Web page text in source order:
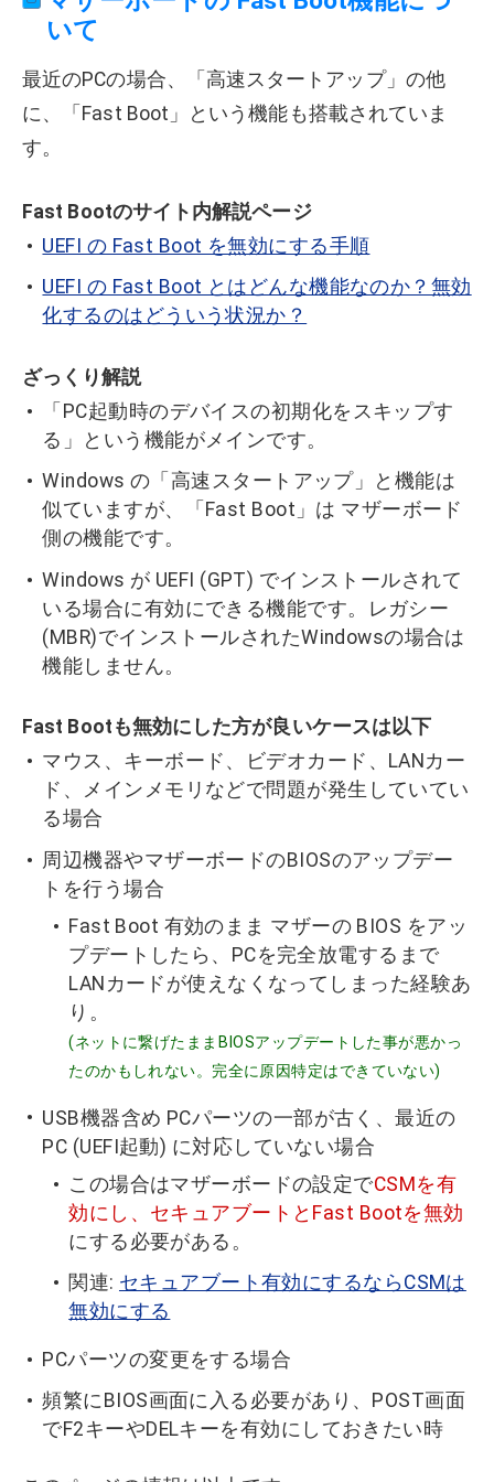
いて
最近のPCの場合、「高速スタートアップ」の他
に、「Fast Boot」という機能も搭載されていま
す。
Fast Bootのサイト内解説ページ
UEFI の Fast Boot を無効にする手順
UEFI の Fast Boot とはどんな機能なのか？無効
化するのはどういう状況か？
ざっくり解説
「PC起動時のデバイスの初期化をスキップす
る」という機能がメインです。
Windows の「高速スタートアップ」と機能は
似ていますが、「Fast Boot」は マザーボード
側の機能です。
Windows が UEFI (GPT) でインストールされて
いる場合に有効にできる機能です。レガシー
(MBR)でインストールされたWindowsの場合は
機能しません。
Fast Bootも無効にした方が良いケースは以下
マウス、キーボード、ビデオカード、LANカー
ド、メインメモリなどで問題が発生していてい
る場合
周辺機器やマザーボードのBIOSのアップデー
トを行う場合
Fast Boot 有効のまま マザーの BIOS をアッ
プデートしたら、PCを完全放電するまで
LANカードが使えなくなってしまった経験あ
り。
(ネットに繋げたままBIOSアップデートした事が悪かっ
たのかもしれない。完全に原因特定はできていない)
USB機器含め PCパーツの一部が古く、最近の
PC (UEFI起動) に対応していない場合
この場合はマザーボードの設定でCSMを有
効にし、セキュアブートとFast Bootを無効
にする必要がある。
関連: セキュアブート有効にするならCSMは
無効にする
PCパーツの変更をする場合
頻繁にBIOS画面に入る必要があり、POST画面
でF2キーやDELキーを有効にしておきたい時